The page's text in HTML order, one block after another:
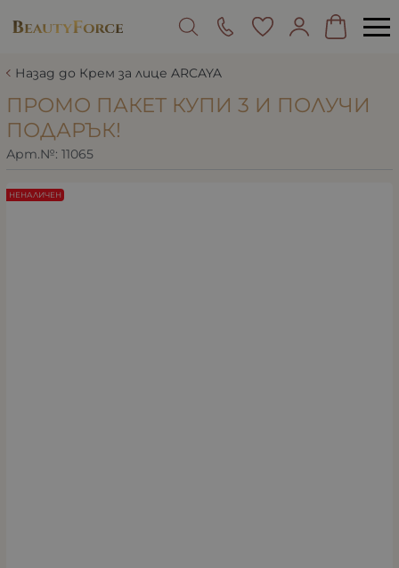
Назад до Крем за лице ARCAYA
ПРОМО ПАКЕТ КУПИ 3 И ПОЛУЧИ
ПОДАРЪК!
Арт.№: 11065
НЕНАЛИЧЕН